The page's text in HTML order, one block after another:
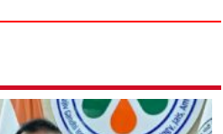
i
y
n
k
r